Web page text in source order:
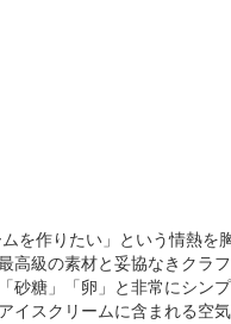
を作りたい」という情熱を胸
高級の素材と妥協なきクラ
糖」「卵」と非常にシンプ
イスクリームに含まれる空気